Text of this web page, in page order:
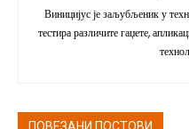
Виницијус је заљубљеник у
тестира различите гаџете,